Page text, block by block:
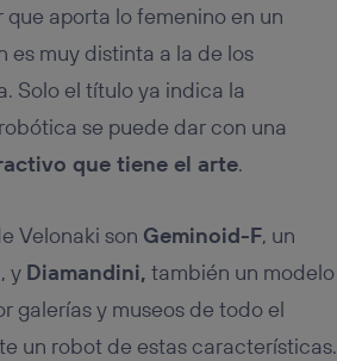
aporta lo femenino en un
es muy distinta a la de los
Solo el título ya indica la
se puede dar con una
que tiene el arte.
Velonaki son Geminoid-F, un
y Diamandini, también un modelo
galerías y museos de todo el
un robot de estas características.